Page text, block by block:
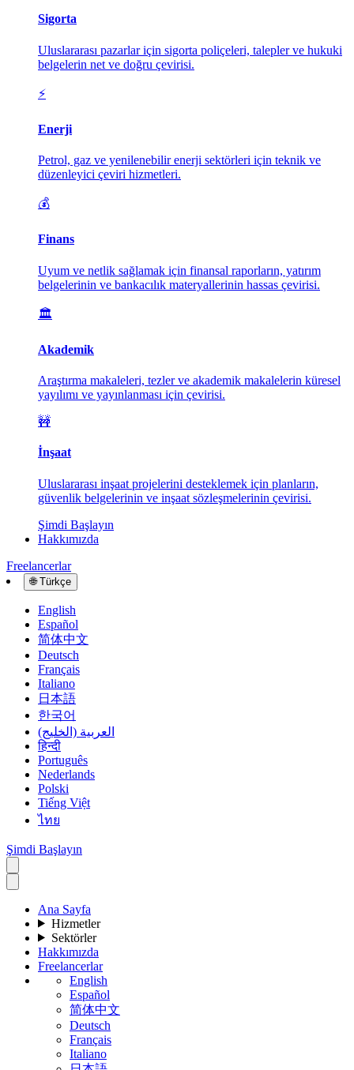
Sigorta
Uluslararası pazarlar için sigorta poliçeleri, talepler ve hukuki
belgelerin net ve doğru çevirisi.
⚡
Enerji
Petrol, gaz ve yenilenebilir enerji sektörleri için teknik ve
düzenleyici çeviri hizmetleri.
💰
Finans
Uyum ve netlik sağlamak için finansal raporların, yatırım
belgelerinin ve bankacılık materyallerinin hassas çevirisi.
🏛️
Akademik
Araştırma makaleleri, tezler ve akademik makalelerin küresel
yayılımı ve yayınlanması için çevirisi.
🚧
İnşaat
Uluslararası inşaat projelerini desteklemek için planların,
güvenlik belgelerinin ve inşaat sözleşmelerinin çevirisi.
Şimdi Başlayın
Hakkımızda
Freelancerlar
🌐 Türkçe
English
Español
简体中文
Deutsch
Français
Italiano
日本語
한국어
العربية (الخليج)
हिन्दी
Português
Nederlands
Polski
Tiếng Việt
ไทย
Şimdi Başlayın
Ana Sayfa
Hizmetler
Sektörler
Hakkımızda
Freelancerlar
English
Español
简体中文
Deutsch
Français
Italiano